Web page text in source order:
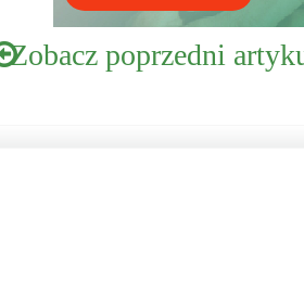
Zobacz poprzedni